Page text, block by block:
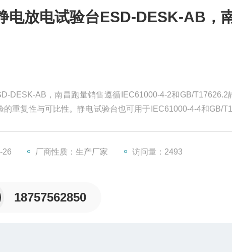
电放电试验台ESD-DESK-AB，
DESK-AB，南昌跑量销售遵循IEC61000-4-2和GB/T17626.2
重复性与可比性。静电试验台也可用于IEC61000-4-4和GB/
26 厂商性质：生产厂家 访问量：2493
18757562850